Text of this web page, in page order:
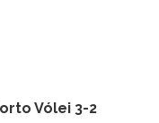
Vólei 3-2